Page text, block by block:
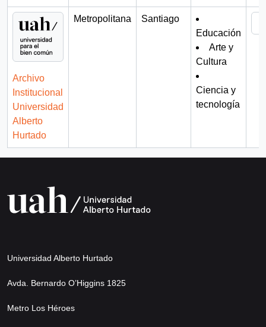
Archivo
Institucional
Universidad
Alberto
Hurtado
Metropolitana
Santiago
Educación
Arte y
Cultura
Ciencia y
tecnología
Universidad Alberto Hurtado
Avda. Bernardo O’Higgins 1825
Metro Los Héroes